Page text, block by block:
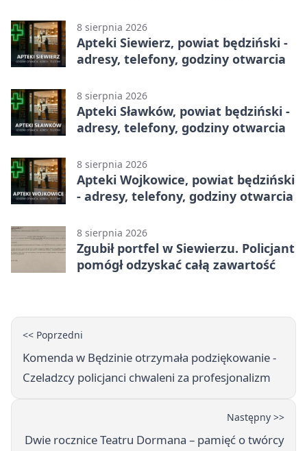
8 sierpnia 2026
Apteki Siewierz, powiat będziński -
adresy, telefony, godziny otwarcia
8 sierpnia 2026
Apteki Sławków, powiat będziński -
adresy, telefony, godziny otwarcia
8 sierpnia 2026
Apteki Wojkowice, powiat będziński
- adresy, telefony, godziny otwarcia
8 sierpnia 2026
Zgubił portfel w Siewierzu. Policjant
pomógł odzyskać całą zawartość
<< Poprzedni
Komenda w Będzinie otrzymała podziękowanie -
Czeladzcy policjanci chwaleni za profesjonalizm
Następny >>
Dwie rocznice Teatru Dormana – pamięć o twórcy